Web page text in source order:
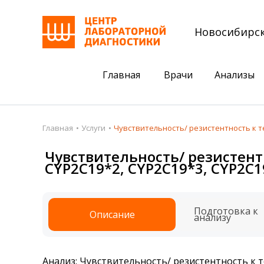
Главная Врачи Анализы
Пациентам
Акции
Анализы
Подготовка к анализам
Получить результаты
Налоговый вычет
Акции
Комплексный
Комплексная
Главная Услуги Чувствительность/ резистентность к
Чувствительность/
CYP2C19*2, CYP2C19*3,
Описание Подготовка к
анализу
Анализ: Чувствительность/ резистентность к